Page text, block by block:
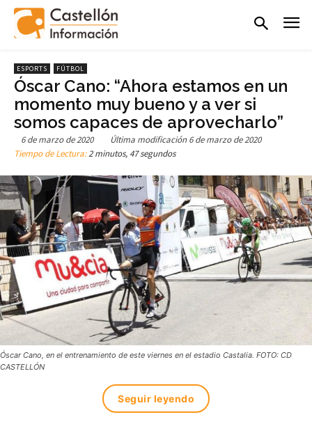
ESPORTS FÚTBOL
Óscar Cano: “Ahora estamos en un
momento muy bueno y a ver si
somos capaces de aprovecharlo”
6 de marzo de 2020 Última modificación 6 de marzo de 2020
Tiempo de Lectura:2 minutos, 47 segundos
Óscar Cano, en el entrenamiento de este viernes en el estadio Castalia. FOTO: CD
CASTELLÓN
Seguir leyendo